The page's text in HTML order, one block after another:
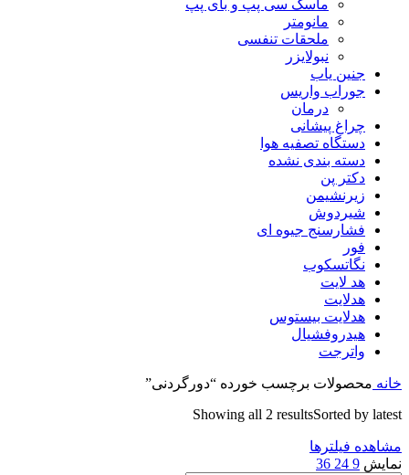
ماسک سی پپ و بای پپ
مانومتر
ملحقات تنفسی
نبولایزر
جنین یاب
جوراب واریس
درمان
چراغ پیشانی
دستگاه تصفیه هوا
دسته بندی نشده
دکتر پن
زیرنشیمن
شیردوش
فشارسنج جیوه ای
فور
نگاتسکوب
هد لایت
هدلایت
هدلایت بیستوس
هیدروفشیال
واترجت
خانه محصولات برچسب خورده “دورگردنی”
Showing all 2 resultsSorted by latest
مشاهده فیلترها
نمایش 9
24
36